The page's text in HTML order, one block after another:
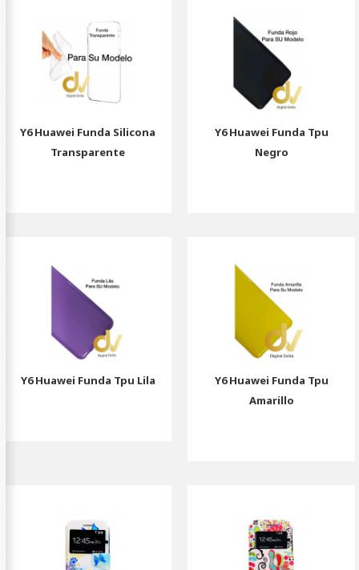
Y6 Huawei Funda Silicona
Transparente
Y6 Huawei Funda Tpu
Negro
Y6 Huawei Funda Tpu Lila
Y6 Huawei Funda Tpu
Amarillo